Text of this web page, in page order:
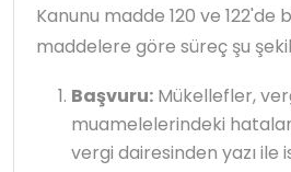
Kanunu madde 120 ve 122'de
maddelere göre süreç şu
Başvuru: Mükellefler,
muamelelerindeki
vergi dairesinden yazı ile